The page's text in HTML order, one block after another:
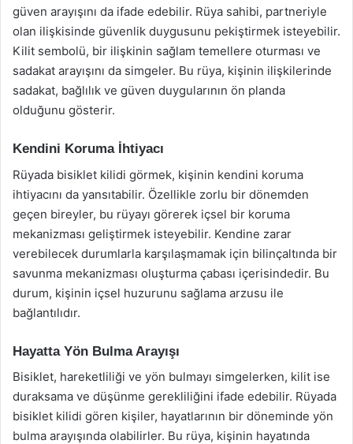
güven arayışını da ifade edebilir. Rüya sahibi, partneriyle
olan ilişkisinde güvenlik duygusunu pekiştirmek isteyebilir.
Kilit sembolü, bir ilişkinin sağlam temellere oturması ve
sadakat arayışını da simgeler. Bu rüya, kişinin ilişkilerinde
sadakat, bağlılık ve güven duygularının ön planda
olduğunu gösterir.
Kendini Koruma İhtiyacı
Rüyada bisiklet kilidi görmek, kişinin kendini koruma
ihtiyacını da yansıtabilir. Özellikle zorlu bir dönemden
geçen bireyler, bu rüyayı görerek içsel bir koruma
mekanizması geliştirmek isteyebilir. Kendine zarar
verebilecek durumlarla karşılaşmamak için bilinçaltında bir
savunma mekanizması oluşturma çabası içerisindedir. Bu
durum, kişinin içsel huzurunu sağlama arzusu ile
bağlantılıdır.
Hayatta Yön Bulma Arayışı
Bisiklet, hareketliliği ve yön bulmayı simgelerken, kilit ise
duraksama ve düşünme gerekliliğini ifade edebilir. Rüyada
bisiklet kilidi gören kişiler, hayatlarının bir döneminde yön
bulma arayışında olabilirler. Bu rüya, kişinin hayatında